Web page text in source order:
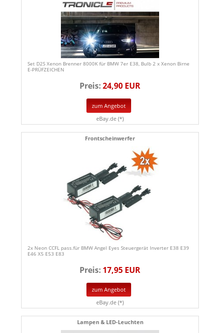
Set D2S Xenon Brenner 8000K für BMW 7er E38, Bulb 2 x Xenon Birne
E-PRÜFZEICHEN
Preis:24,90 EUR
zum Angebot
eBay.de (*)
Frontscheinwerfer
2x Neon CCFL pass.für BMW Angel Eyes Steuergerät Inverter E38 E39
E46 X5 E53 E83
Preis: 17,95 EUR
zum Angebot
eBay.de (*)
Lampen & LED-Leuchten